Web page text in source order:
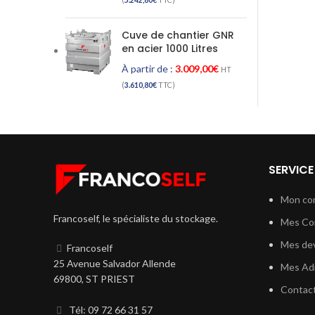
Cuve de chantier GNR
en acier 1000 Litres
À partir de : 3.009,00€ HT
(3.610,80€TTC)
Francoself, le spécialiste du stockage.
Francoself
25 Avenue Salvador Allende
69800, ST PRIEST
Tél: 09 72 66 31 57
Mon
Mes
Mes
Mes